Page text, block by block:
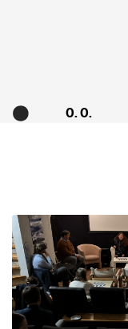
0. 0.